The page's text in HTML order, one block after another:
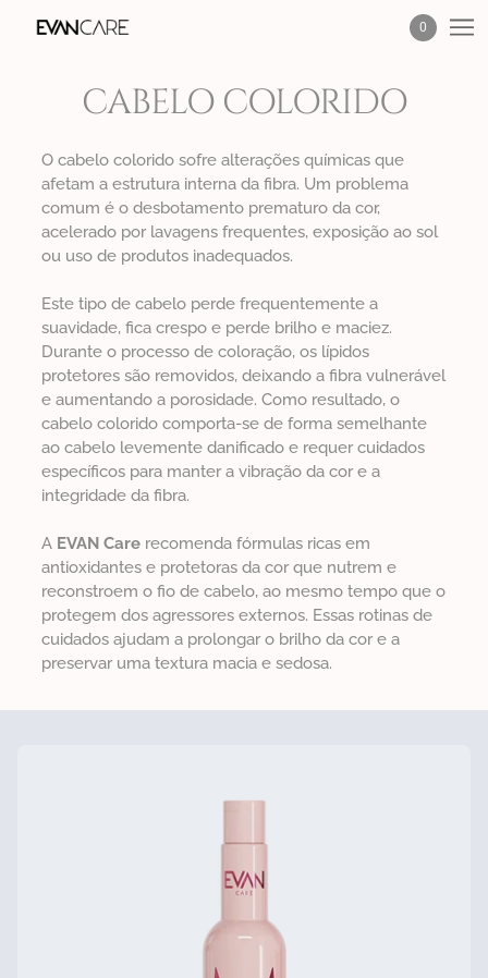
0
CABELO COLORIDO
O cabelo colorido sofre alterações químicas que
afetam a estrutura interna da fibra. Um problema
comum é o desbotamento prematuro da cor,
acelerado por lavagens frequentes, exposição ao sol
ou uso de produtos inadequados.
Este tipo de cabelo perde frequentemente a
suavidade, fica crespo e perde brilho e maciez.
Durante o processo de coloração, os lípidos
protetores são removidos, deixando a fibra vulnerável
e aumentando a porosidade. Como resultado, o
cabelo colorido comporta-se de forma semelhante
ao cabelo levemente danificado e requer cuidados
específicos para manter a vibração da cor e a
integridade da fibra.
A EVAN Care recomenda fórmulas ricas em
antioxidantes e protetoras da cor que nutrem e
reconstroem o fio de cabelo, ao mesmo tempo que o
protegem dos agressores externos. Essas rotinas de
cuidados ajudam a prolongar o brilho da cor e a
preservar uma textura macia e sedosa.